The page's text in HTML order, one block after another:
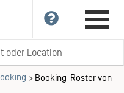
> Booking-Roster von